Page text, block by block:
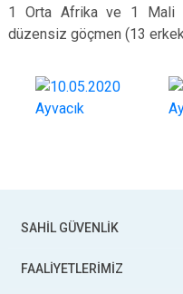
1 Orta Afrika ve 1 Mali
düzensiz göçmen (13 erkek,
SAHİL GÜVENLİK
FAALİYETLERİMİZ